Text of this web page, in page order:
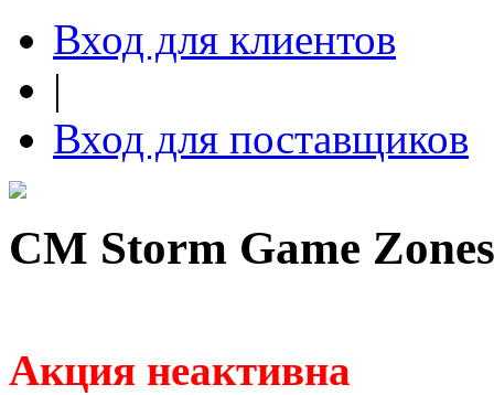
Вход для клиентов
|
Вход для поставщиков
CM Storm Game Zones
Акция неактивна